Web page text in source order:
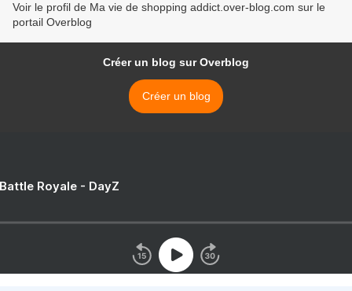
Voir le profil de Ma vie de shopping addict.over-blog.com sur le
portail Overblog
Créer un blog sur Overblog
Créer un blog
Royale - DayZ